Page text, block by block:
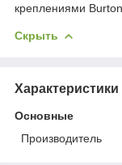
креплениями
Скрыть
Характеристики
Основные
Производитель